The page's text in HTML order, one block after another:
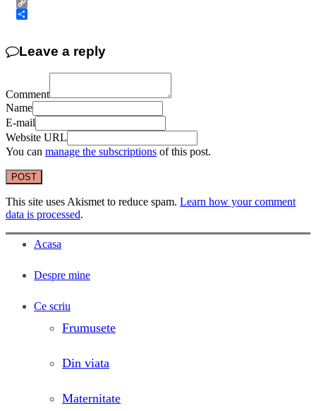
Pinterest
Copy
Leave a reply
Comment
Name
E-mail
Website URL
You can manage the subscriptions of this post.
This site uses Akismet to reduce spam. Learn how your comment
data is processed.
Acasa
Despre mine
Ce scriu
Frumusete
Din viata
Maternitate